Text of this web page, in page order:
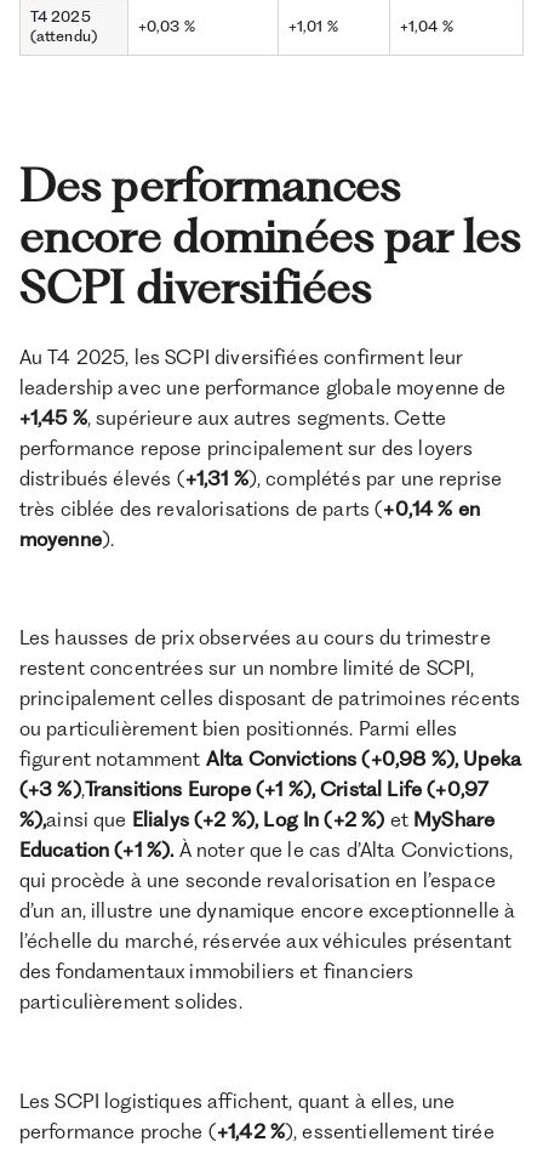
T4 2025
(attendu)
+0,03 % +1,01 % +1,04 %
Des performances
encore dominées par les
SCPI diversifiées
Au T4 2025, les SCPI diversifiées confirment leur
leadership avec une performance globale moyenne de
+1,45 %, supérieure aux autres segments. Cette
performance repose principalement sur des loyers
distribués élevés (+1,31 %), complétés par une reprise
très ciblée des revalorisations de parts (+0,14 % en
moyenne).
Les hausses de prix observées au cours du trimestre
restent concentrées sur un nombre limité de SCPI,
principalement celles disposant de patrimoines récents
ou particulièrement bien positionnés. Parmi elles
figurent notamment Alta Convictions (+0,98 %), Upeka
(+3 %),Transitions Europe (+1 %), Cristal Life (+0,97
%),ainsi que Elialys (+2 %), Log In (+2 %) et MyShare
Education (+1 %). À noter que le cas d’Alta Convictions,
qui procède à une seconde revalorisation en l’espace
d’un an, illustre une dynamique encore exceptionnelle à
l’échelle du marché, réservée aux véhicules présentant
des fondamentaux immobiliers et financiers
particulièrement solides.
Les SCPI logistiques affichent, quant à elles, une
performance proche (+1,42 %), essentiellement tirée